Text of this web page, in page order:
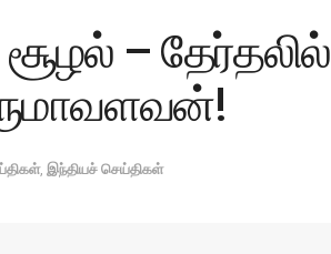
– தேர்தலில்
, இந்தியச் செய்திகள்